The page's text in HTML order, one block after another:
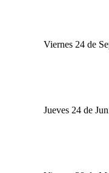
Viernes 24 de
Jueves 24 de